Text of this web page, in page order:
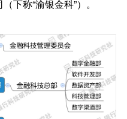
下称“渝银金科”）。